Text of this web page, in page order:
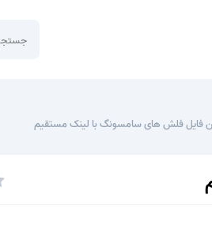
فایل فلش های سامسونگ با لینک مستقیم